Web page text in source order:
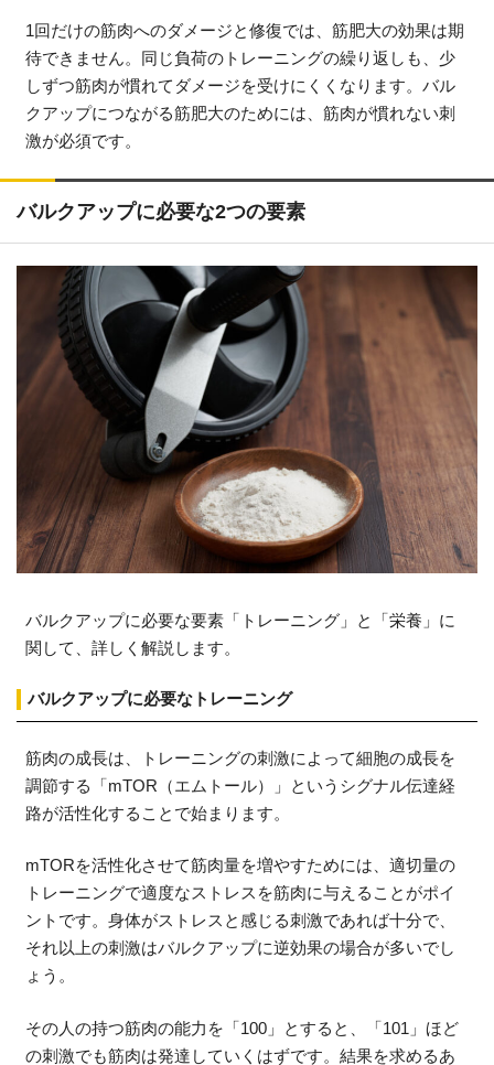
1回だけの筋肉へのダメージと修復では、筋肥大の効果は期
待できません。同じ負荷のトレーニングの繰り返しも、少
しずつ筋肉が慣れてダメージを受けにくくなります。バル
クアップにつながる筋肥大のためには、筋肉が慣れない刺
激が必須です。
バルクアップに必要な2つの要素
バルクアップに必要な要素「トレーニング」と「栄養」に
関して、詳しく解説します。
バルクアップに必要なトレーニング
筋肉の成長は、トレーニングの刺激によって細胞の成長を
調節する「mTOR（エムトール）」というシグナル伝達経
路が活性化することで始まります。
mTORを活性化させて筋肉量を増やすためには、適切量の
トレーニングで適度なストレスを筋肉に与えることがポイ
ントです。身体がストレスと感じる刺激であれば十分で、
それ以上の刺激はバルクアップに逆効果の場合が多いでし
ょう。
その人の持つ筋肉の能力を「100」とすると、「101」ほど
の刺激でも筋肉は発達していくはずです。結果を求めるあ